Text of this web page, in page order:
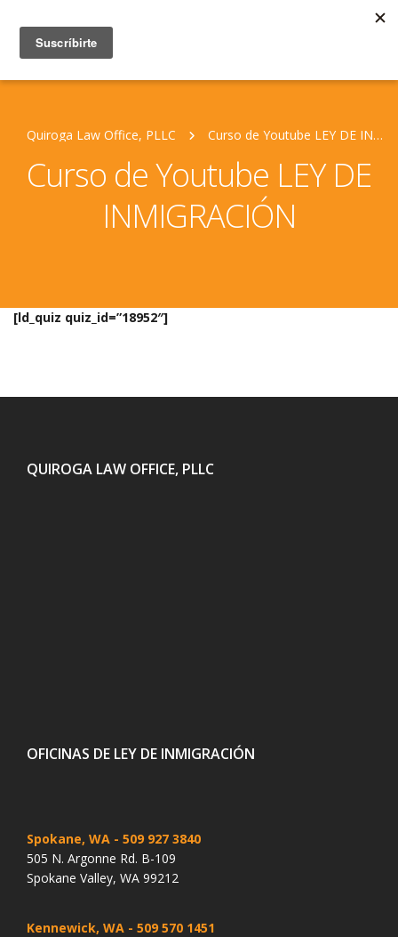
Quiroga Law Office, PLLC Curso de Youtube LEY DE INMIGRACIÓN
Curso de Youtube LEY DE
INMIGRACIÓN
[ld_quiz quiz_id=”18952″]
QUIROGA LAW OFFICE, PLLC
OFICINAS DE LEY DE INMIGRACIÓN
Spokane, WA - 509 927 3840
505 N. Argonne Rd. B-109
Spokane Valley, WA 99212
Kennewick, WA - 509 570 1451